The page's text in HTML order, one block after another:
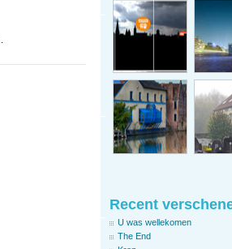
Recent
U was wellekomen
The End